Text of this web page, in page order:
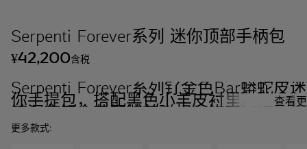
Serpenti Forever系列 迷你顶部手柄包
¥42,200含税
Serpenti Forever系列钌金色Bar蟒蛇皮迷
你手提包，搭配黑色小羊皮衬里。迷人的
镀深色钌金黄铜蛇首磁扣，饰以月岩浅灰
色珐琅和镀深色钌金黄铜鳞片，点缀黑色
缟玛瑙双眼。
查看
更多款式: